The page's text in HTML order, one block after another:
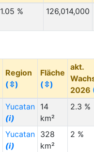
1.05 % 126,014,000
Region
(⇳)
Fläche
(⇳)
akt.
2026
Yucatan
(i)
14
km²
2.3 %
Yucatan
(i)
328
km²
2 %